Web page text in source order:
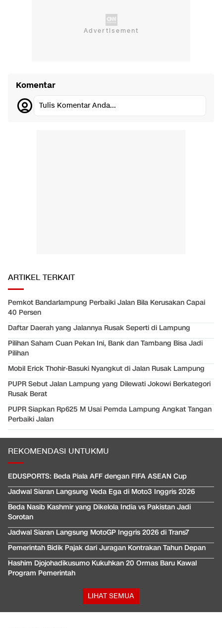
Komentar
Tulis Komentar Anda...
ARTIKEL TERKAIT
Pemkot Bandarlampung Perbaiki Jalan Bila Kerusakan Capai
40 Persen
Daftar Daerah yang Jalannya Rusak Seperti di Lampung
Pilihan Saham Cuan Pekan Ini, Bank dan Tambang Bisa Jadi
Pilihan
Mobil Erick Thohir-Basuki Nyangkut di Jalan Rusak Lampung
PUPR Sebut Jalan Lampung yang Dilewati Jokowi Berkategori
Rusak Berat
PUPR Siapkan Rp625 M Usai Pemda Lampung Angkat Tangan
Perbaiki Jalan
REKOMENDASI UNTUKMU
EDUSPORTS: Beda Piala AFF dengan FIFA ASEAN Cup
Jadwal Siaran Langsung Veda Ega di Moto3 Inggris 2026
Beda Nasib Kashmir yang Dikelola India vs Pakistan Jadi
Sorotan
Jadwal Siaran Langsung MotoGP Inggris 2026 di Trans7
Pemerintah Bidik Pajak dari Juragan Kontrakan Tahun Depan
Hashim Djojohadikusumo Kukuhkan 20 Ormas Baru Kawal
Program Pemerintah
LIHAT SEMUA